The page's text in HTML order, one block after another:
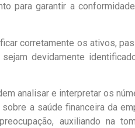
para garantir a
corretamente os ativos,
devidamente
analisar e interpretar os
a saúde financeira da
auxiliando na